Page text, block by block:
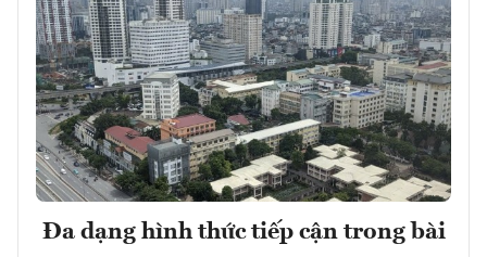
Đa dạng hình thức tiếp cận trong bài